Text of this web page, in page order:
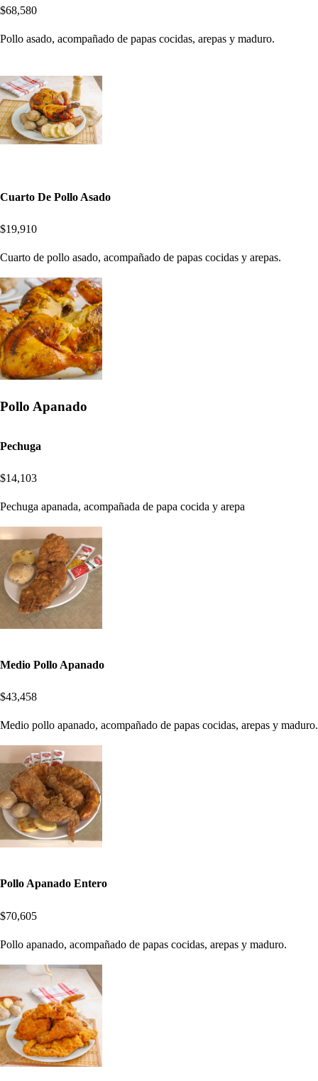
$68,580
Pollo asado, acompañado de papas cocidas, arepas y maduro.
Cuarto De Pollo Asado
$19,910
Cuarto de pollo asado, acompañado de papas cocidas y arepas.
Pollo Apanado
Pechuga
$14,103
Pechuga apanada, acompañada de papa cocida y arepa
Medio Pollo Apanado
$43,458
Medio pollo apanado, acompañado de papas cocidas, arepas y maduro.
Pollo Apanado Entero
$70,605
Pollo apanado, acompañado de papas cocidas, arepas y maduro.